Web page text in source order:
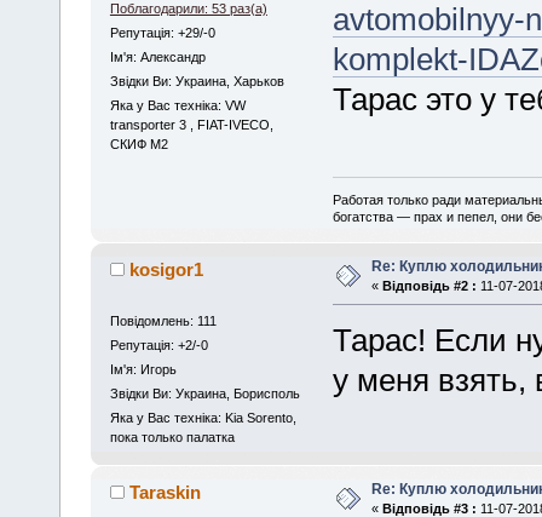
Поблагодарили: 53 раз(а)
Репутація: +29/-0
Iм'я: Александр
Звідки Ви: Украина, Харьков
Яка у Вас техніка: VW
transporter 3 , FIAT-IVECO,
СКИФ М2
avtomobilnyy-
komplekt-
Тарас это у
Работая только ради
богатства — прах и пепел, они
kosigor1
Повідомлень: 111
Репутація: +2/-0
Iм'я: Игорь
Звідки Ви: Украина, Борисполь
Яка у Вас техніка: Kia Sorento,
пока только палатка
Re: Куплю
« Відповідь #2 : 11-07-
Тарас! Если
у меня взять,
Taraskin Re: Куплю
« Відповідь #3 : 11-07-